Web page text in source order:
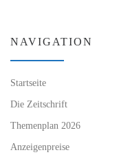
NAVIGATION
Startseite
Die Zeitschrift
Themenplan 2026
Anzeigenpreise